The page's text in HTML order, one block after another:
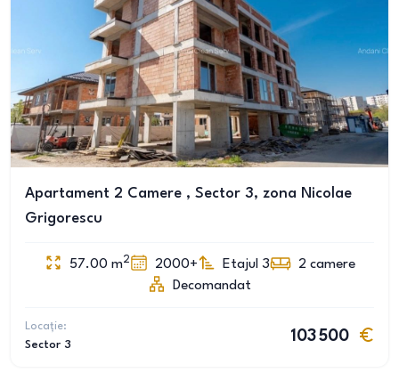
Apartament 2 Camere , Sector 3, zona Nicolae
Grigorescu
57.00 m2 2000+ Etajul 3 2 camere
Decomandat
Locație:
Sector 3
103 500